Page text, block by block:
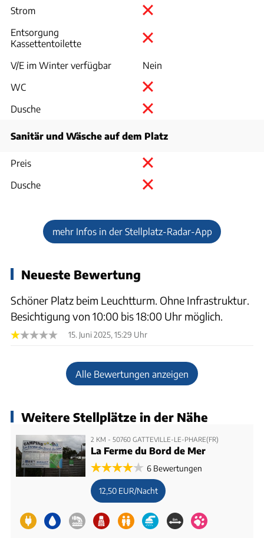
Strom
Entsorgung
Kassettentoilette
V/E im Winter verfügbar
Nein
WC
Dusche
Sanitär und Wäsche auf dem Platz
Preis
Dusche
mehr Infos in der Stellplatz-Radar-App
Neueste Bewertung
Schöner Platz beim Leuchtturm. Ohne Infrastruktur.
Besichtigung von 10:00 bis 18:00 Uhr möglich.
15. Juni 2025, 15:29 Uhr
Alle Bewertungen anzeigen
Weitere Stellplätze in der Nähe
2 KM - 50760 GATTEVILLE-LE-PHARE(FR)
La Ferme du Bord de Mer
6 Bewertungen
12,50 EUR/Nacht